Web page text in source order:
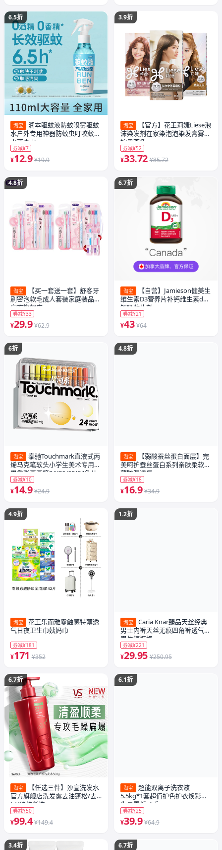
6.5折
淘宝
润本驱蚊液防蚊喷雾驱蚊
水户外专用神器防蚊虫叮咬蚊怕
水花露水
券减¥7
¥12.9 ¥19.9
4.8折
淘宝
【买一套送一套】舒客牙
刷密泡软毛成人套装家庭装品牌
官方旗舰店
券减¥33
¥29.9 ¥62.9
6折
淘宝
泰驰Touchmark直液式丙
烯马克笔软头小学生美术专用浓
墨重彩画画笔24/36/60/84色儿
童可水洗幼儿园水彩笔礼物
券减¥10
¥14.9 ¥24.9
4.9折
淘宝
花王乐而雅零触感特薄透
气日夜卫生巾姨妈巾
券减¥181
¥171 ¥352
6.7折
淘宝
【任选三件】沙宣洗发水
官方旗舰店洗发露去油蓬松/去
屑/修护任选
券减¥50
¥99.4 ¥149.4
3.4折
3.9折
淘宝
【官方】花王莉婕Liese泡
沫染发剂在家染泡泡染发膏雾霾
棕黑茶色
券减¥52
¥33.72 ¥85.72
6.7折
淘宝
【自营】Jamieson健美生
维生素D3营养片补钙维生素d助
钙吸收片剂
券减¥21
¥43 ¥64
4.8折
淘宝
【弱酸蚕丝蛋白面层】完
美呵护蚕丝蛋白系列亲肤柔软超
薄防漏透气
券减¥18
¥16.9 ¥34.9
1.2折
淘宝
Caria Knar臻品天丝经典
男士内裤天丝无痕四角裤透气裆
男生短裤衩
券减¥221
¥29.95 ¥250.95
6.1折
淘宝
超能双离子洗衣液
5.5kg*1套超值护色护衣焕彩新
生晨露栀子香
券减¥25
¥39.9 ¥64.9
6.7折